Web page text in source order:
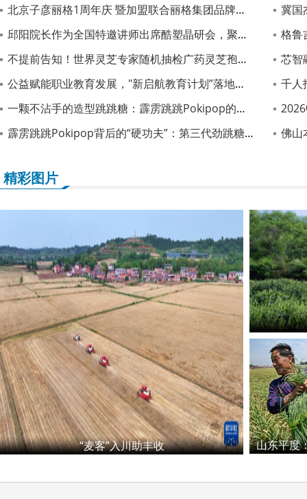
北京子彦丽格1周年庆 暨加盟联合丽格集团品牌与技术全面升级
邱阳院长作为全国特邀讲师出席酷塑晶研会，聚焦精准点位评估与舒适减脂塑形
不提前告知！世界灵芝专家随机抽检广药灵芝孢子油 产品质量通过美国FDA实验室盲测
公益赋能职业教育发展，"新启航教育计划”落地上海
一颗不沾手的造型跳跳糖：霹雳跳跳Pokipop的劲跳糖3.0技术与全球供应链
霹雳跳跳Pokipop背后的“硬功夫”：第三代劲跳糖技术与全球供应链解码
冀国
格鲁
芯智
千人
2026
佛山
精彩图片
“麦客”入川助丰收